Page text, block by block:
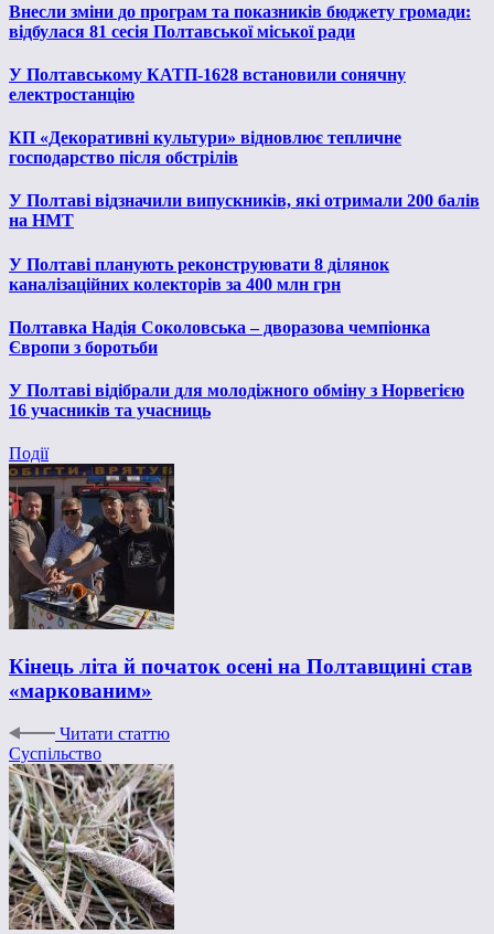
Внесли зміни до програм та показників бюджету громади:
відбулася 81 сесія Полтавської міської ради
У Полтавському КАТП-1628 встановили сонячну
електростанцію
КП «Декоративні культури» відновлює тепличне
господарство після обстрілів
У Полтаві відзначили випускників, які отримали 200 балів
на НМТ
У Полтаві планують реконструювати 8 ділянок
каналізаційних колекторів за 400 млн грн
Полтавка Надія Соколовська – дворазова чемпіонка
Європи з боротьби
У Полтаві відібрали для молодіжного обміну з Норвегією
16 учасників та учасниць
Події
Кінець літа й початок осені на Полтавщині став
«маркованим»
Читати статтю
Суспільство